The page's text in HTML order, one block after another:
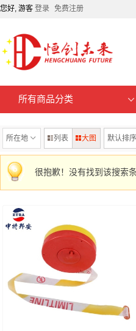
您好, 游客 登录 免费注册
所有商品分类
所在地 列表 大图 默认排序
很抱歉！没有找到该搜索